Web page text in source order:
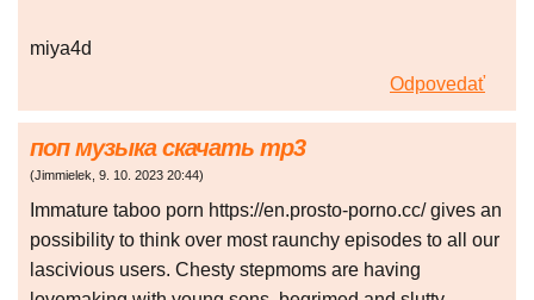
miya4d
Odpovedať
поп музыка скачать mp3
(Jimmielek 9. 10. 2023 20:44)
Immature taboo porn https://en.prosto-porno.cc/ gives an
possibility to think over most raunchy episodes to all our
lascivious users. Chesty stepmoms are having